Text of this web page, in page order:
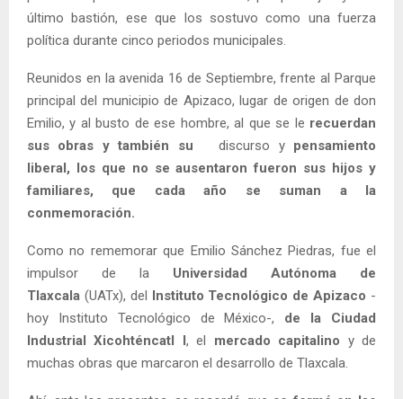
último bastión, ese que los sostuvo como una fuerza
política durante cinco periodos municipales.
Reunidos en la avenida 16 de Septiembre, frente al Parque
principal del municipio de Apizaco, lugar de origen de don
Emilio, y al busto de ese hombre, al que se le recuerdan
sus obras y también su
discurso y pensamiento
liberal, los que no se ausentaron fueron sus hijos y
familiares, que cada año se suman a la
conmemoración.
Como no rememorar que Emilio Sánchez Piedras, fue el
impulsor de la Universidad Autónoma de
Tlaxcala (UATx), del Instituto Tecnológico de Apizaco -
hoy Instituto Tecnológico de México-, de la Ciudad
Industrial Xicohténcatl I, el mercado capitalino y de
muchas obras que marcaron el desarrollo de Tlaxcala.